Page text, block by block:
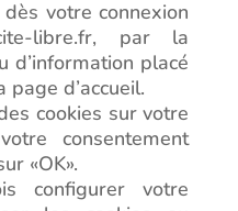
votre connexion
libre.fr, par la
d’information placé
d’accueil.
cookies sur votre
consentement
«OK».
configurer votre